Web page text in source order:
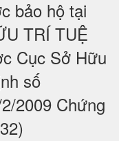
bảo hộ tại
TRÍ TUỆ
Cục Sở Hữu
số
2009 Chứng